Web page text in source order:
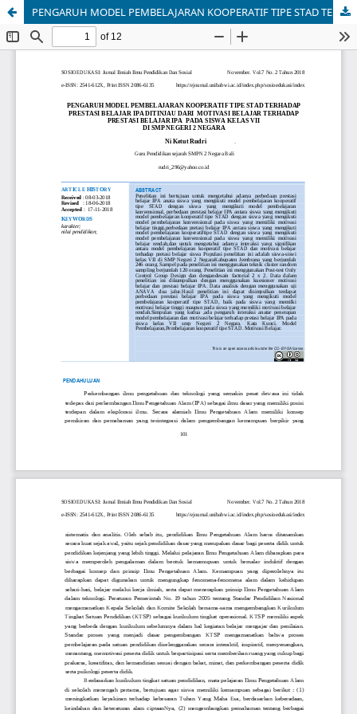
PENGARUH MODEL PEMBELAJARAN KOOPERATIF TIPE STAD TERHADAP PRESTASI BELAJAR IPA DITINJAU DARI MOTIVASI BELAJAR TERHADAP PRESTASI BELAJAR IPA PADA SISWA KELAS VII DI SMP NEGERI 2 NEGARA